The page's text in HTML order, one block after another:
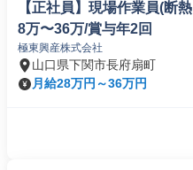
【正社員】現場作業員(断
8万〜36万/賞与年2回
極東興産株式会社
山口県下関市長府扇町
月給28万円～36万円